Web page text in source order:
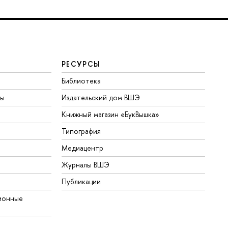
РЕСУРСЫ
Библиотека
Издательский дом ВШЭ
Книжный магазин «БукВышка»
Типография
Медиацентр
Журналы ВШЭ
Публикации